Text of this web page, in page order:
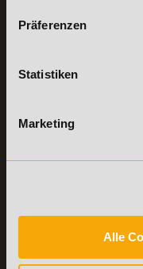
Präferenzen
Statistiken
Marketing
Alle
Freitag: 8:00 - 17:00 Uhr